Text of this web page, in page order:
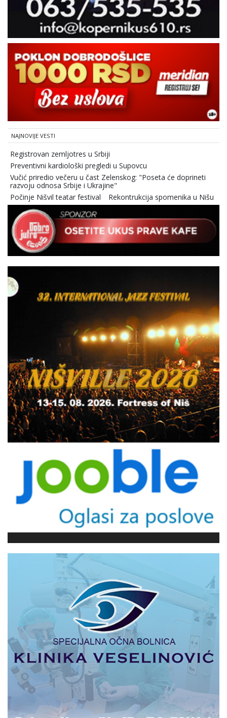
NAJNOVIJE VESTI
Registrovan zemljotres u Srbiji
Preventivni kardiološki pregledi u Supovcu
Vučić priredio večeru u čast Zelenskog: "Poseta će doprineti
razvoju odnosa Srbije i Ukrajine"
Počinje Nišvil teatar festival
Rekontrukcija spomenika u Nišu